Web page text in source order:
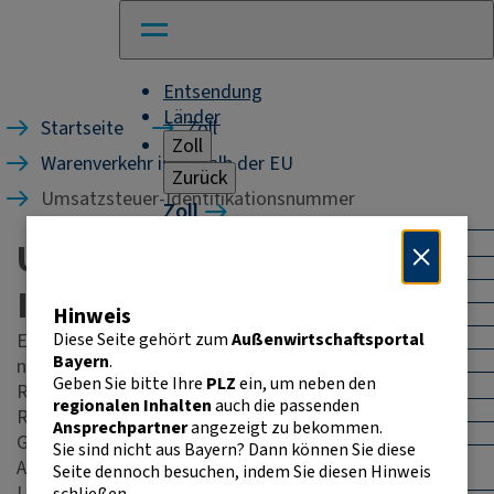
Entsendung
Länder
Zoll
Zurück
Zoll
Warenverkehr mit Drittländern
Warenursprung und Präferenzen
Warenverkehr innerhalb der EU
Allgemeines
Intrahandelsstatistik
Umsatzsteuer-
Identifikationsnummer
Startseite
Zoll
Warenverkehr innerhalb der EU
Umsatzsteuer-Identifikationsnummer
Umsatzsteuer-
Identifikationsnummer
Eine Umsatzsteuer-Identifikationsnummer (USt-ID) ist
nötig, wenn ein umsatzsteuerpflichtiger
Regelunternehmer mit einem anderen
Regelunternehmer eines anderen EU-Lands
Geschäftsbeziehungen (B2B) unterhält.
Als umsatzsteuerpflichtiger Regelunternehmer gilt ein
Hinweis
Diese Seite gehört zumAußenwirtschaftsportal
Bayern.
Geben Sie bitte Ihre PLZein, um neben den
regionalen Inhaltenauch die passenden
Ansprechpartnerangezeigt zu bekommen.
Sie sind nicht aus Bayern? Dann können Sie diese
Seite dennoch besuchen, indem Sie diesen Hinweis